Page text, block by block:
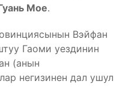
Мое.
Вэйфан
Гаоми уездинин
(анын
негизинен дал ушул